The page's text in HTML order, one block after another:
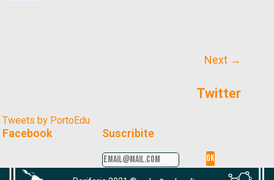
Next →
Twitter
Tweets by PortoEdu
Facebook Suscribite